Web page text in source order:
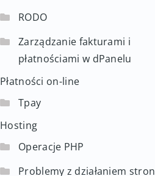
RODO
Zarządzanie fakturami i
płatnościami w dPanelu
Płatności on-line
Tpay
Hosting
Operacje PHP
Problemy z działaniem stron